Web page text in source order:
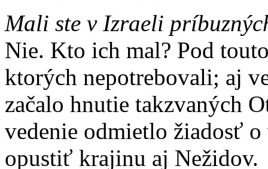
Mali ste v Izraeli
Nie. Kto ich mal? Pod
ktorých nepotrebovali; aj
začalo hnutie takzvaných
vedenie odmietlo žiadosť
opustiť krajinu aj Nežidov.